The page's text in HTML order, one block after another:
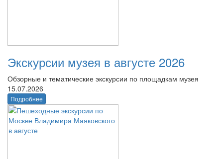
Экскурсии музея в августе 2026
Обзорные и тематические экскурсии по площадкам музея
15.07.2026
Подробнее